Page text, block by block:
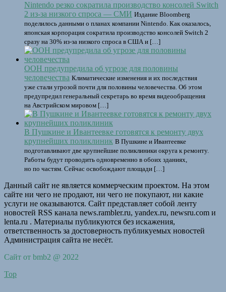
Nintendo резко сократила производство консолей Switch
2 из-за низкого спроса — СМИ Издание Bloomberg
поделилось данными о планах компании Nintendo. Как оказалось,
японская корпорация сократила производство консолей Switch 2
сразу на 30% из-за низкого спроса в США и […]
ООН предупредила об угрозе для половины
человечества Климатические изменения и их последствия
уже стали угрозой почти для половины человечества. Об этом
предупредил генеральный секретарь во время видеообращения
на Австрийском мировом […]
В Пушкине и Ивантеевке готовятся к ремонту двух
крупнейших поликлиник В Пушкине и Ивантеевке
подготавливают две крупнейшие поликлиники округа к ремонту.
Работы будут проводить одновременно в обоих зданиях,
но по частям. Сейчас освобождают площади […]
Данный сайт не является коммерческим проектом. На этом
сайте ни чего не продают, ни чего не покупают, ни какие
услуги не оказываются. Сайт представляет собой ленту
новостей RSS канала news.rambler.ru, yandex.ru, newsru.com и
lenta.ru . Материалы публикуются без искажения,
ответственность за достоверность публикуемых новостей
Администрация сайта не несёт.
Сайт от bmb2 @ 2022
Top